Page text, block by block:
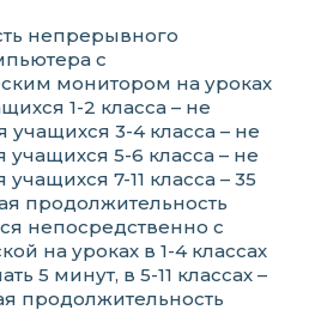
непрерывного
с
монитором на уроках
1-2 класса – не
учащихся 3-4 класса – не
учащихся 5-6 класса – не
7-11 класса – 35
продолжительность
непосредственно с
на уроках в 1-4 классах
5 минут, в 5-11 классах –
продолжительность